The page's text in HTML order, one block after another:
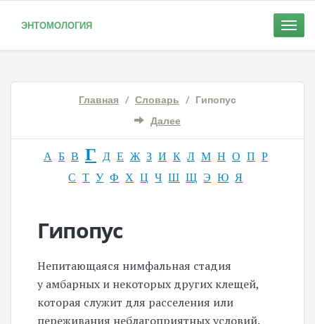
ЭНТОМОЛОГИЯ
Toggle
Главная / Словарь / Гипопус
Далее
А Б В Г Д Е Ж З И К Л М Н О П Р
С Т У Ф Х Ц Ч Ш Щ Э Ю Я
Гипопус
Непитающаяся нимфальная стадия
у амбарных и некоторых других клещей,
которая служит для расселения или
переживания неблагоприятных условий.